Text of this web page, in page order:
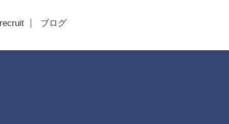
recruit ブログ